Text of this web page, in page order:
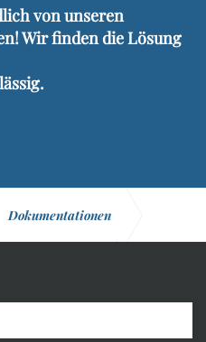
von unseren
Wir finden die Lösung
Dokumentationen